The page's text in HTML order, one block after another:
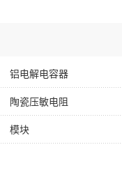
铝电解电容器
陶瓷压敏电阻
模块